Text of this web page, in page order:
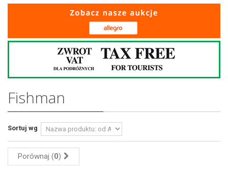
Fishman
Sortuj wg
Porównaj (0)